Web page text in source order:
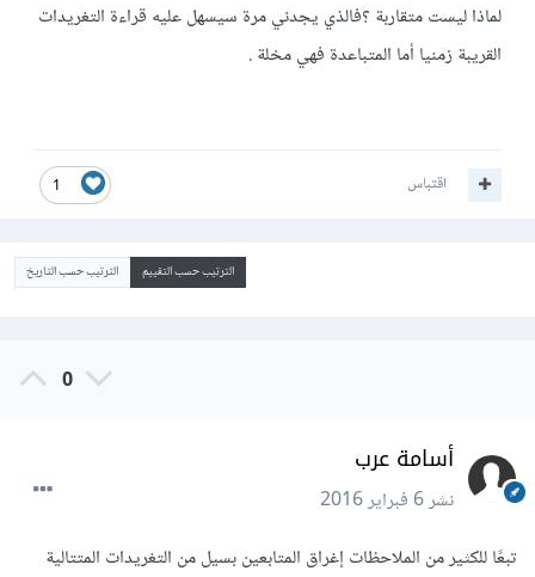
لماذا ليست متقاربة ؟فالذي يجدني مرة سيسهل عليه قراءة التغريدات
القريبة زمنيا أما المتباعدة فهي مخلة .
1 اقتباس
الترتيب حسب التقييم الترتيب حسب التاريخ
0
أسامة عرب
نشر6 فبراير 2016
تبعًا للكثير من الملاحظات إغراق المتابعين بسيل من التغريدات المتتالية